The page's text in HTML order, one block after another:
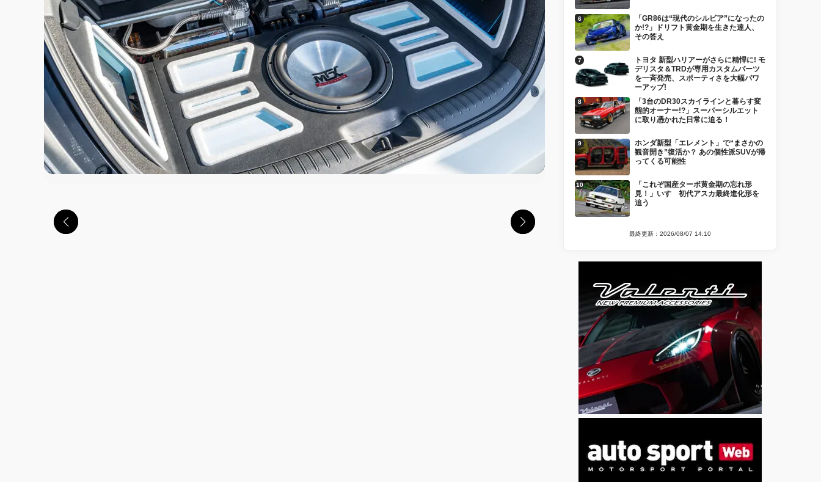
「GR86は“現代のシルビア”になったの
か!?」ドリフト黄金期を生きた達人、
その答え
トヨタ 新型ハリアーがさらに精悍に! モ
デリスタ＆TRDが専用カスタムパーツ
を一斉発売、スポーティさを大幅パワ
ーアップ!
「3台のDR30スカイラインと暮らす変
態的オーナー!?」スーパーシルエット
に取り憑かれた日常に迫る！
ホンダ新型「エレメント」で“まさかの
観音開き”復活か？ あの個性派SUVが帰
ってくる可能性
「これぞ国産ターボ黄金期の忘れ形
見！」いすゞ初代アスカ最終進化形を
追う
最終更新：2026/08/07 14:10